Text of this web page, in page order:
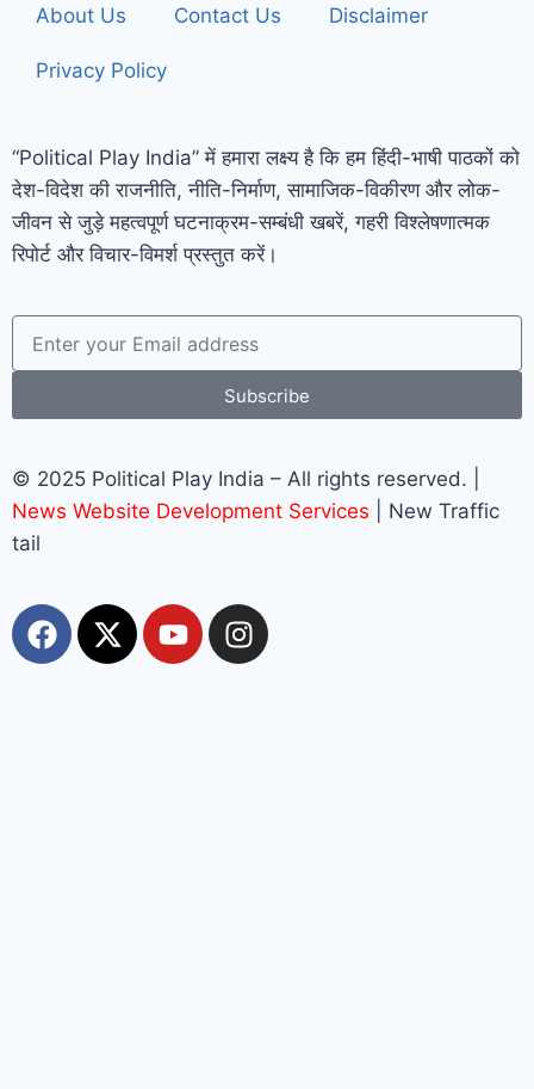
About Us Contact Us Disclaimer
Privacy Policy
“Political Play India” में हमारा लक्ष्य है कि हम हिंदी-भाषी पाठकों को
देश-विदेश की राजनीति, नीति-निर्माण, सामाजिक-विकीरण और लोक-
जीवन से जुड़े महत्वपूर्ण घटनाक्रम-सम्बंधी खबरें, गहरी विश्लेषणात्मक
रिपोर्ट और विचार-विमर्श प्रस्तुत करें।
Subscribe
© 2025 Political Play India – All rights reserved. |
News Website Development Services | New Traffic
tail